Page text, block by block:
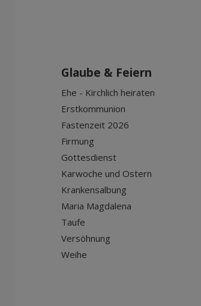
Glaube & Feiern
Ehe - Kirchlich heiraten
Erstkommunion
Fastenzeit 2026
Firmung
Gottesdienst
Karwoche und Ostern
Krankensalbung
Maria Magdalena
Taufe
Versöhnung
Weihe